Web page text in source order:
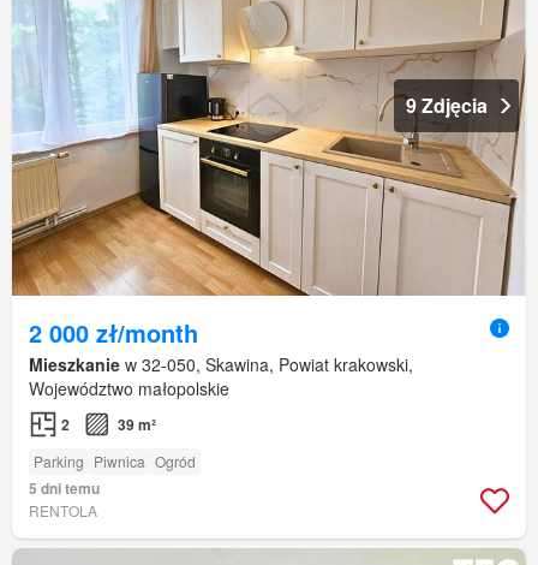
9 Zdjęcia
2 000 zł/month
Mieszkanie w 32-050, Skawina, Powiat krakowski,
Województwo małopolskie
2 39 m²
Parking Piwnica Ogród
5 dni temu
RENTOLA